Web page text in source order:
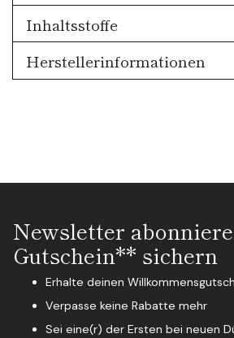
Inhaltsstoffe
Herstellerinformationen
Newsletter
Gutschein** sichern
Erhalte deinen
Verpasse keine Rabatte mehr
Sei eine(r) der Ersten bei neuen